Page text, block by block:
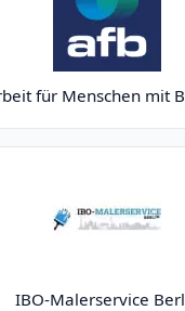
für Menschen mit
IBO-Malerservice